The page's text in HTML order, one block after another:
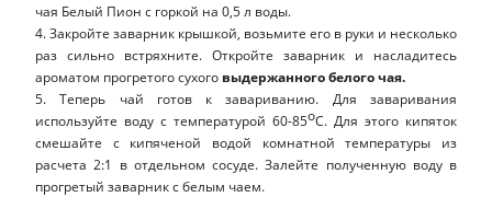
чая Белый Пион с горкой на 0,5 л воды.
4. Закройте заварник крышкой, возьмите его в руки и несколько
раз сильно встряхните. Откройте заварник и насладитесь
ароматом прогретого сухого выдержанногобелого чая.
5. Теперь чай готов к завариванию. Для заваривания
используйте воду с температурой 60-85оС. Для этого кипяток
смешайте с кипяченой водой комнатной температуры из
расчета 2:1 в отдельном сосуде. Залейте полученную воду в
прогретый заварник с белым чаем.